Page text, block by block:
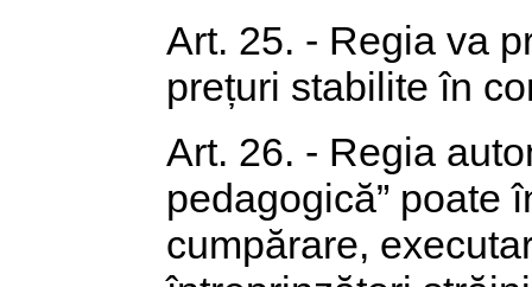
Art. 25. - Regia va
prețuri stabilite în
Art. 26. - Regia
pedagogică” poate
cumpărare,